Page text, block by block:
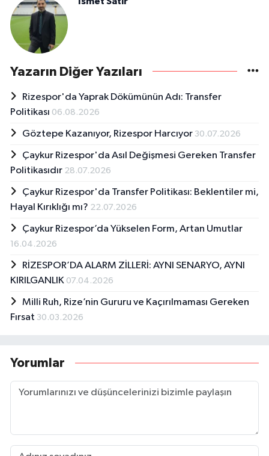
Yazarın Diğer Yazıları
Rizespor'da Yaprak Dökümünün Adı: Transfer
Politikası 06.08.2026
Göztepe Kazanıyor, Rizespor Harcıyor 30.07.2026
Çaykur Rizespor'da Asıl Değişmesi Gereken Transfer
Politikasıdır 28.07.2026
Çaykur Rizespor'da Transfer Politikası: Beklentiler mi,
Hayal Kırıklığı mı? 22.07.2026
Çaykur Rizespor’da Yükselen Form, Artan Umutlar
16.04.2026
RİZESPOR’DA ALARM ZİLLERİ: AYNI SENARYO, AYNI
KIRILGANLIK 07.04.2026
Milli Ruh, Rize’nin Gururu ve Kaçırılmaması Gereken
Fırsat 30.03.2026
Yorumlar